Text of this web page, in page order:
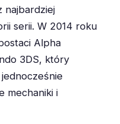
najbardziej
serii. W 2014 roku
Alpha
3DS, który
jednocześnie
mechaniki i